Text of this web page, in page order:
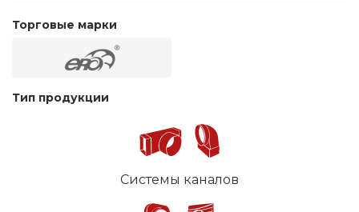
Торговые марки
Тип продукции
Системы каналов